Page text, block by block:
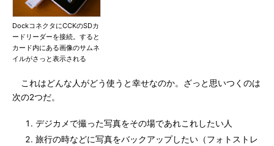
DockコネクタにCCKのSDカ
ードリーダーを接続。すると
カード内にある画像のサムネ
イルがさっと表示される
これはどんな人がどう使うと幸せなのか。ざっと思いつくのは
次の2つだ。
デジカメで撮った写真をその場であれこれしたい人
旅行の時などに写真をバックアップしたい（フォトストレ